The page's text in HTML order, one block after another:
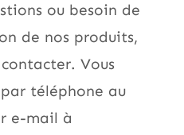
ou besoin de
de nos produits,
Vous
téléphone au
e-mail à